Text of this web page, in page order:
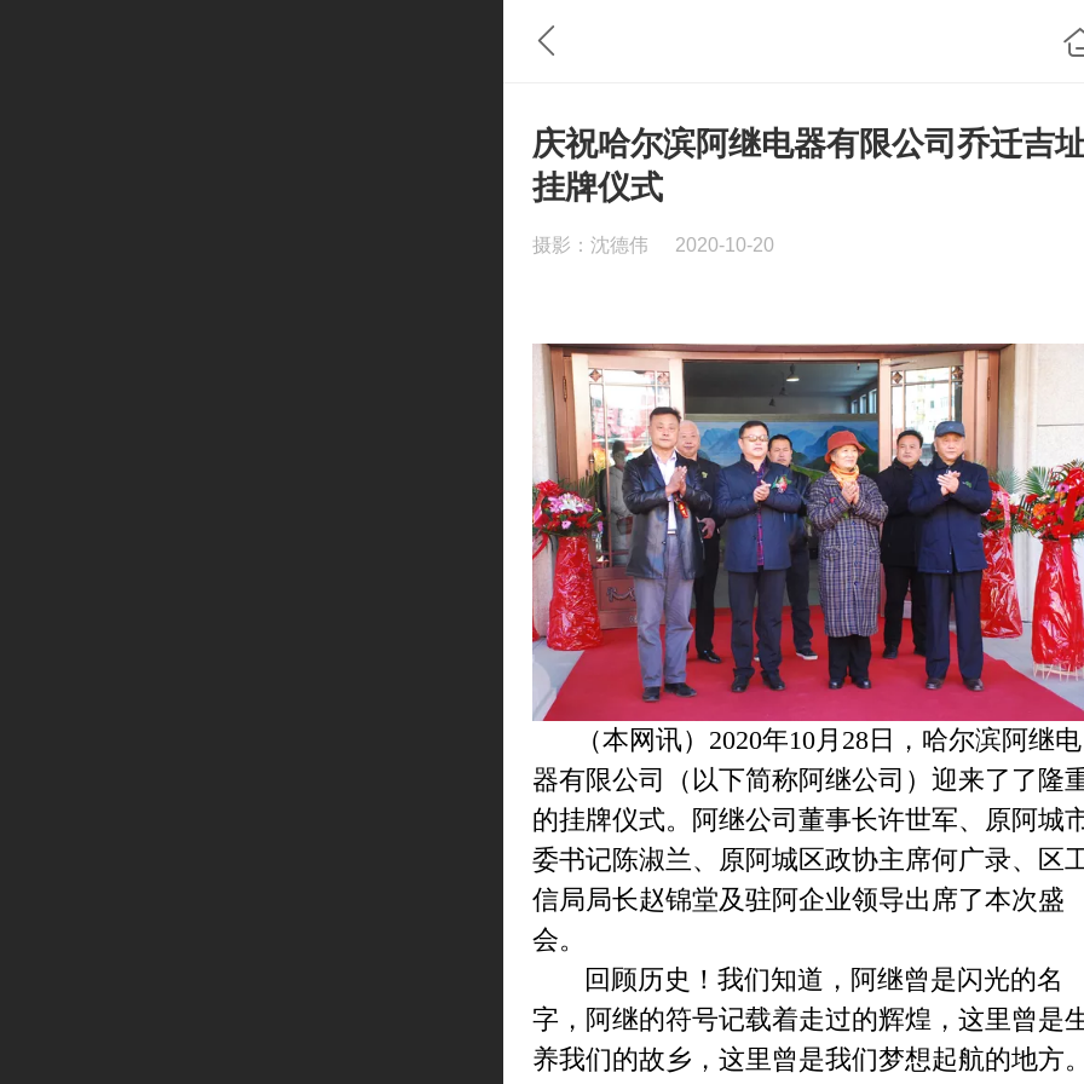
庆祝哈尔滨阿继电器有限公司乔迁吉
挂牌仪式
摄影：沈德伟 2020-10-20
（本网讯）2020年10月 28日，哈尔滨阿继电
器有限公司（以下简称阿继公司）迎来了了隆
的挂牌仪式。阿继公司董事长许世军、原阿城
委书记陈淑兰、原阿城区政协主席何广录、区
信局局长赵锦堂及驻阿企业领导出席了本次盛
会。
回顾历史！ 我们知道，阿继曾是闪光的名
字，阿继的符号记载着走过的辉煌，这里曾是
养我们的故乡，这里曾是我们梦想起航的地方